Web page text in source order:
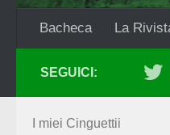
Bacheca La
SEGUICI:
I miei Cinguettii